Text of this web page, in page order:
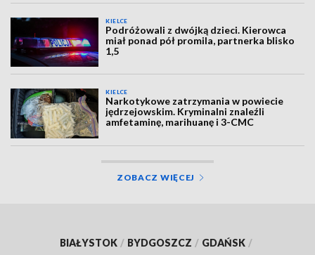
KIELCE
Podróżowali z dwójką dzieci. Kierowca
miał ponad pół promila, partnerka blisko
1,5
KIELCE
Narkotykowe zatrzymania w powiecie
jędrzejowskim. Kryminalni znaleźli
amfetaminę, marihuanę i 3-CMC
ZOBACZ WIĘCEJ
BIAŁYSTOK / BYDGOSZCZ / GDAŃSK /